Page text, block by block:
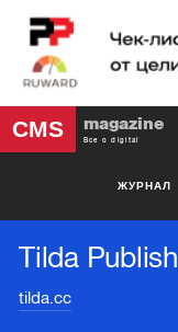
CMS magazine
Все о digital
ЖУРНАЛ
Tilda
tilda.cc